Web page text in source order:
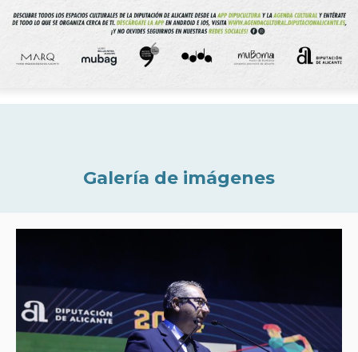
Galería de imágenes